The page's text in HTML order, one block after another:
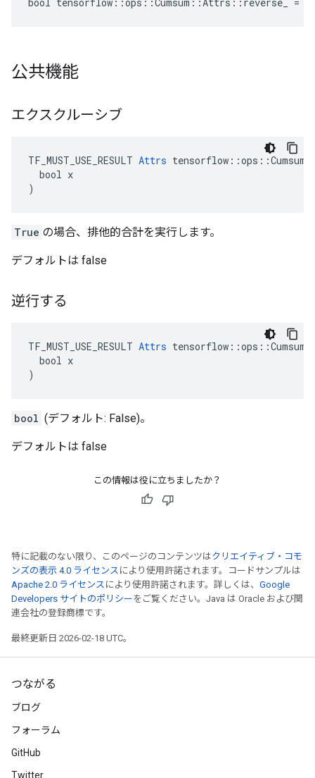
公共機能
エクスクルーシブ
TF_MUST_USE_RESULT Attrs
  bool x
)
True の場合、排他的合計を実行します。
デフォルトは false
逆行する
TF_MUST_USE_RESULT Attrs
  bool x
)
bool (デフォルト: False)。
デフォルトは false
この情報は役に立ちましたか？
特に記載のない限り、このページのコンテンツはクリエイティブ・コモ
ンズの表示 4.0 ライセンス により使用許諾されます。コードサンプルは
Apache 2.0 ライセンス により使用許諾されます。詳しくは、 Google
Developers サイトのポリシー をご覧ください。Java は Oracle および関
連会社の登録商標です。
最終更新日 2026-02-18 UTC。
つながる
ブログ
フォーラム
GitHub
Twitter